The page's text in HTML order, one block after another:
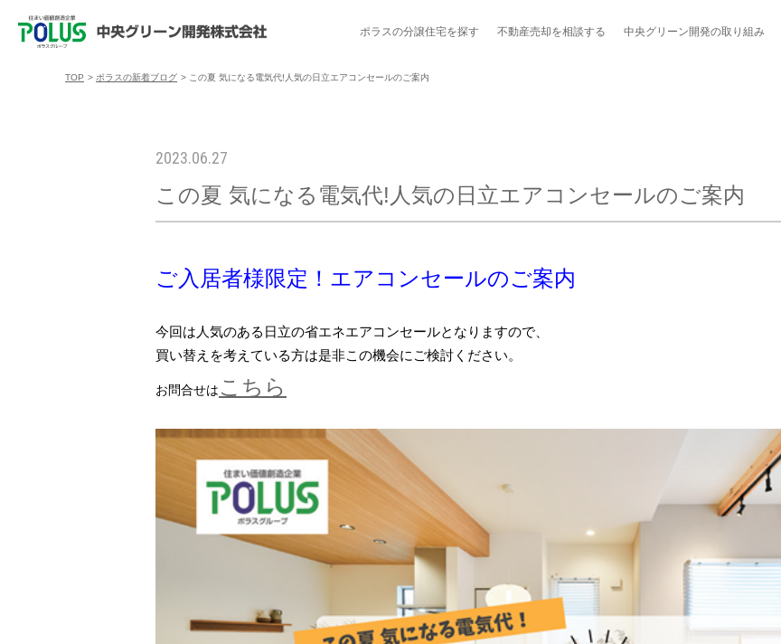
ポラスの分譲住宅を探す
物件一覧 埼玉県のポラスの分譲住宅
今週の現地見学会 今週のチラシ
特集から探す 施工実績を見る
ご入居までの流れ
不動産売却を相談する 中央グリーン開発の取り組み
分譲地コミュニティ 棟下式
暮らしステキセミナー＆カルチャー 越谷アルファーズ応援サイト
入居者交流会 コミュニティサポート制度「マチトモ！®」
ハートフルご紹介制度
トップメッセージ 会社概要
受賞実績
採用TOP 新卒採用
TOP > ポラスの新着ブログ > この夏 気になる電気代!人気の日立エアコンセールのご案内
2023.06.27
この夏 気になる電気代!人気の日立エアコンセールのご案内
ご入居者様限定！エアコンセールのご案内
今回は人気のある日立の省エネエアコンセールとなりますので、
買い替えを考えている方は是非この機会にご検討ください。
お問合せは こちら